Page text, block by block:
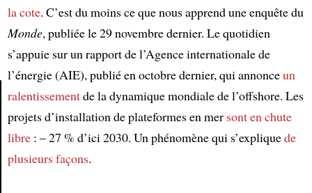
Article
la cote. C’est du moins ce que nous apprend une enquête du
Monde, publiée le 29 novembre dernier. Le quotidien
s’appuie sur un rapport de l’Agence internationale de
l’énergie (AIE), publié en octobre dernier, qui annonceun
ralentissementde la dynamique mondiale de l’offshore. Les
projets d’installation de plateformes en mer sont en chute
libre: – 27 % d’ici 2030. Un phénomène qui s’expliquede
plusieurs façons.